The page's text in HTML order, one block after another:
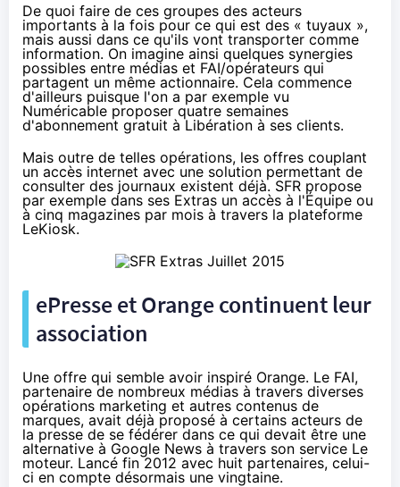
De quoi faire de ces groupes des acteurs
importants à la fois pour ce qui est des « tuyaux »,
mais aussi dans ce qu'ils vont transporter comme
information. On imagine ainsi quelques synergies
possibles entre médias et FAI/opérateurs qui
partagent un même actionnaire. Cela commence
d'ailleurs puisque l'on a par exemple vu
Numéricable proposer quatre semaines
d'abonnement gratuit à Libération à ses clients.
Mais outre de telles opérations, les offres couplant
un accès internet avec une solution permettant de
consulter des journaux existent déjà. SFR propose
par exemple dans ses Extras un accès à l'Équipe ou
à cinq magazines par mois à travers la plateforme
LeKiosk.
ePresse etOrangecontinuent leur
association
Une offre qui semble avoir inspiré Orange. Le FAI,
partenaire de nombreux médias à travers diverses
opérations marketing et autres contenus de
marques, avait déjà proposé à certains acteurs de
la presse de se fédérer dans ce qui devait être une
alternative à Google News à travers son service Le
moteur. Lancé fin 2012 avec huit partenaires, celui-
ci en compte désormais une vingtaine.